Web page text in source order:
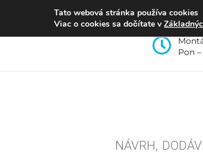
Pon
NÁVRH,
Tato webová stránka používa cookies
Viac o cookies sa dočítate v